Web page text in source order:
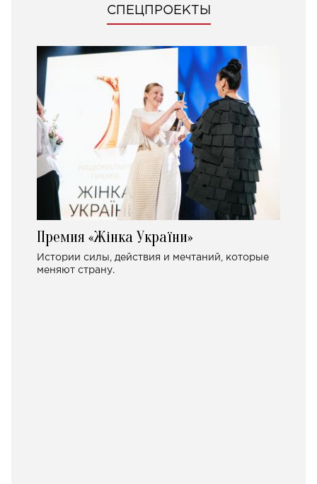
СПЕЦПРОЕКТЫ
Премия «Жінка України»
Истории силы, действия и мечтаний, которые
меняют страну.